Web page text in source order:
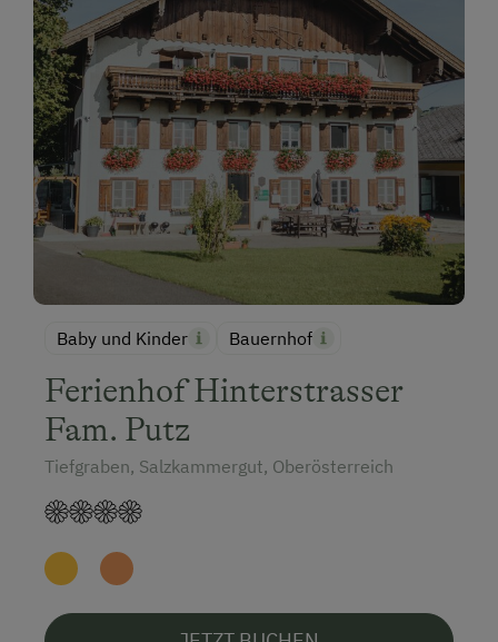
Baby und Kinder Bauernhof
Ferienhof Hinterstrasser
Fam. Putz
Tiefgraben, Salzkammergut, Oberösterreich